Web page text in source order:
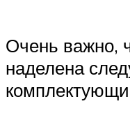
Очень важно,
наделена